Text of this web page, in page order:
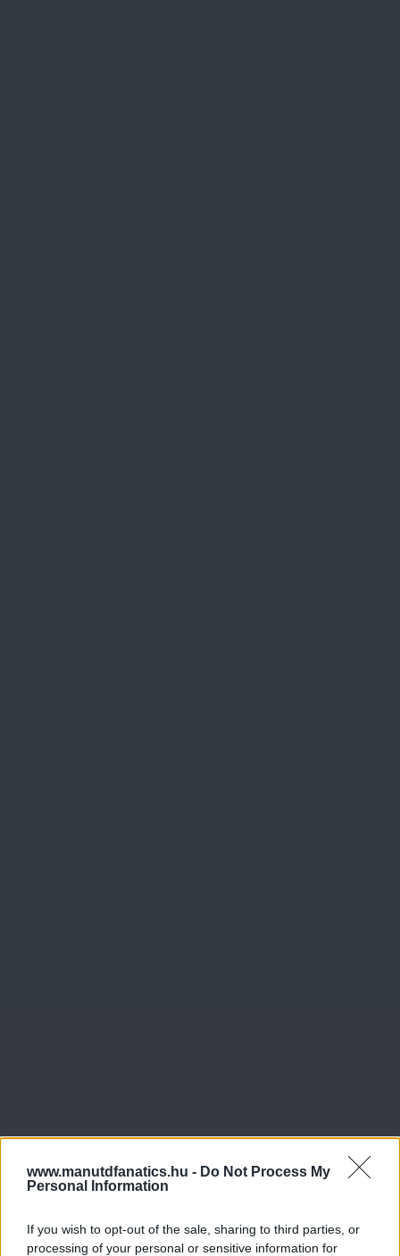
www.manutdfanatics.hu - Do Not Process My
Personal Information
If you wish to opt-out of the sale, sharing to third parties, or
processing of your personal or sensitive information for